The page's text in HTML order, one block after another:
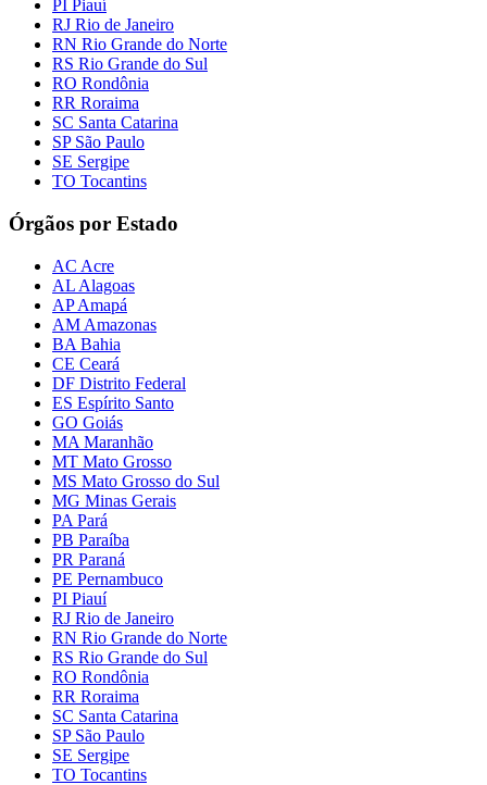
PI Piauí
RJ Rio de Janeiro
RN Rio Grande do Norte
RS Rio Grande do Sul
RO Rondônia
RR Roraima
SC Santa Catarina
SP São Paulo
SE Sergipe
TO Tocantins
Órgãos por Estado
AC Acre
AL Alagoas
AP Amapá
AM Amazonas
BA Bahia
CE Ceará
DF Distrito Federal
ES Espírito Santo
GO Goiás
MA Maranhão
MT Mato Grosso
MS Mato Grosso do Sul
MG Minas Gerais
PA Pará
PB Paraíba
PR Paraná
PE Pernambuco
PI Piauí
RJ Rio de Janeiro
RN Rio Grande do Norte
RS Rio Grande do Sul
RO Rondônia
RR Roraima
SC Santa Catarina
SP São Paulo
SE Sergipe
TO Tocantins